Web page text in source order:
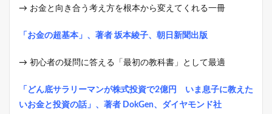
→ お金と向き合う考え方を根本から変えてくれる一冊
「お金の超基本」、著者 坂本綾子、朝日新聞出版
→ 初心者の疑問に答える「最初の教科書」として最適
「どん底サラリーマンが株式投資で2億円 いま息子に教えた
いお金と投資の話」、著者 DokGen、ダイヤモンド社